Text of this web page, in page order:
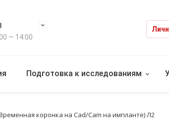
— 14:00
Подготовка к исследованиям
коронка на Cad/Cam на импланте) Л2